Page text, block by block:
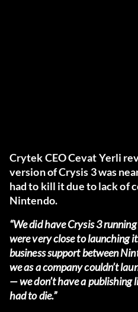
Crytek CEO Cevat Yerli
version of Crysis 3 was
had to kill it due to lack of
Nintendo.
“We did have Crysis 3
were very close to launching
business support between
we as a company couldn’t
— we don’t have a publishing
had to die.”